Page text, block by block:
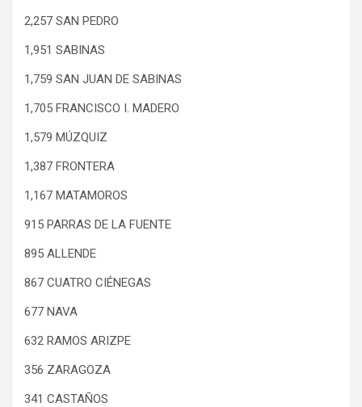
2,257 SAN PEDRO
1,951 SABINAS
1,759 SAN JUAN DE SABINAS
1,705 FRANCISCO I. MADERO
1,579 MÚZQUIZ
1,387 FRONTERA
1,167 MATAMOROS
915 PARRAS DE LA FUENTE
895 ALLENDE
867 CUATRO CIÉNEGAS
677 NAVA
632 RAMOS ARIZPE
356 ZARAGOZA
341 CASTAÑOS